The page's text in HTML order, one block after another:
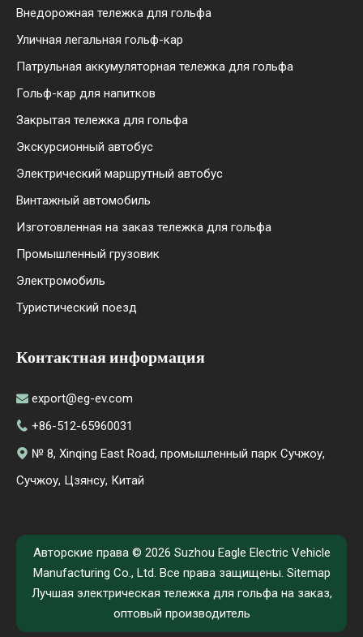
Внедорожная тележка для гольфа
Уличная легальная гольф-кар
Патрульная аккумуляторная тележка для гольфа
Гольф-кар для напитков
Закрытая тележка для гольфа
Экскурсионный автобус
Электрический маршрутный автобус
Винтажный автомобиль
Изготовленная на заказ тележка для гольфа
Промышленный грузовик
Электромобиль
Туристический поезд
Контактная информация
 export@eg-ev.com
 +86-512-65960031
 № 8, Xinqing East Road, промышленный парк Сучжоу,
Сучжоу, Цзянсу, Китай
Авторские права © 2026 Suzhou Eagle Electric Vehicle
Manufacturing Co., Ltd. Все права защищены. Sitemap
Лучшая электрическая тележка для гольфа на заказ,
оптовый производитель